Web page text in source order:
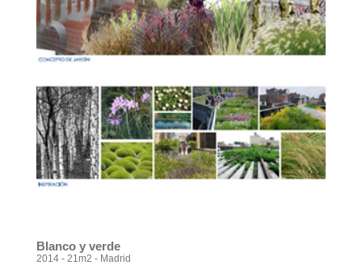
Blanco y verde
2014 - 21m2 - Madrid